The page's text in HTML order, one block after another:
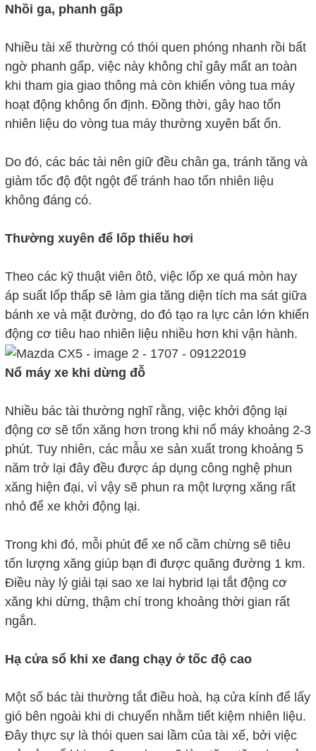
Nhồi ga, phanh gấp
Nhiều tài xế thường có thói quen phóng nhanh rồi bất
ngờ phanh gấp, việc này không chỉ gây mất an toàn
khi tham gia giao thông mà còn khiến vòng tua máy
hoạt động không ổn định. Đồng thời, gây hao tổn
nhiên liệu do vòng tua máy thường xuyên bất ổn.
Do đó, các bác tài nên giữ đều chân ga, tránh tăng và
giảm tốc độ đột ngột để tránh hao tốn nhiên liệu
không đáng có.
Thường xuyên để lốp thiếu hơi
Theo các kỹ thuật viên ôtô, việc lốp xe quá mòn hay
áp suất lốp thấp sẽ làm gia tăng diện tích ma sát giữa
bánh xe và mặt đường, do đó tạo ra lực cản lớn khiến
động cơ tiêu hao nhiên liệu nhiều hơn khi vận hành.
Nổ máy xe khi dừng đỗ
Nhiều bác tài thường nghĩ rằng, việc khởi động lại
động cơ sẽ tốn xăng hơn trong khi nổ máy khoảng 2-3
phút. Tuy nhiên, các mẫu xe sản xuất trong khoảng 5
năm trở lại đây đều được áp dụng công nghệ phun
xăng hiện đại, vì vậy sẽ phun ra một lượng xăng rất
nhỏ để xe khởi động lại.
Trong khi đó, mỗi phút để xe nổ cầm chừng sẽ tiêu
tốn lượng xăng giúp bạn đi được quãng đường 1 km.
Điều này lý giải tại sao xe lai hybrid lại tắt động cơ
xăng khi dừng, thậm chí trong khoảng thời gian rất
ngắn.
Hạ cửa sổ khi xe đang chạy ở tốc độ cao
Một số bác tài thường tắt điều hoà, hạ cửa kính để lấy
gió bên ngoài khi di chuyển nhằm tiết kiệm nhiên liệu.
Đây thực sự là thói quen sai lầm của tài xế, bởi việc